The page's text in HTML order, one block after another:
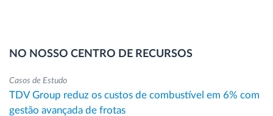
NO NOSSO CENTRO DE RECURSOS
Casos de Estudo
TDV Group reduz os custos de combustível em 6% com
gestão avançada de frotas